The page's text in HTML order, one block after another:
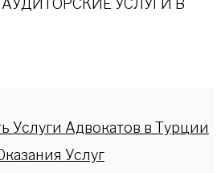
УСЛУГИ В
Услуги Адвокатов в Турции
Услуг